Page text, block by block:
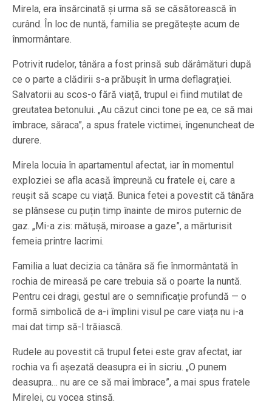
Mirela, era însărcinată și urma să se căsătorească în
curând. În loc de nuntă, familia se pregătește acum de
înmormântare.
Potrivit rudelor, tânăra a fost prinsă sub dărâmături după
ce o parte a clădirii s-a prăbușit în urma deflagrației.
Salvatorii au scos-o fără viață, trupul ei fiind mutilat de
greutatea betonului. „Au căzut cinci tone pe ea, ce să mai
îmbrace, săraca”, a spus fratele victimei, îngenuncheat de
durere.
Mirela locuia în apartamentul afectat, iar în momentul
exploziei se afla acasă împreună cu fratele ei, care a
reușit să scape cu viață. Bunica fetei a povestit că tânăra
se plânsese cu puțin timp înainte de miros puternic de
gaz. „Mi-a zis: mătușă, miroase a gaze”, a mărturisit
femeia printre lacrimi.
Familia a luat decizia ca tânăra să fie înmormântată în
rochia de mireasă pe care trebuia să o poarte la nuntă.
Pentru cei dragi, gestul are o semnificație profundă — o
formă simbolică de a-i împlini visul pe care viața nu i-a
mai dat timp să-l trăiască.
Rudele au povestit că trupul fetei este grav afectat, iar
rochia va fi așezată deasupra ei în sicriu. „O punem
deasupra… nu are ce să mai îmbrace”, a mai spus fratele
Mirelei, cu vocea stinsă.